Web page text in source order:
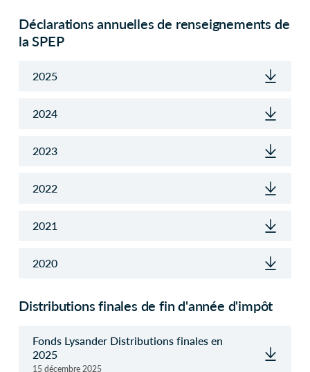
Déclarations annuelles de renseignements de
la SPEP
2025
2024
2023
2022
2021
2020
Distributions finales de fin d'année d'impôt
Fonds Lysander Distributions finales en
2025
15 décembre 2025